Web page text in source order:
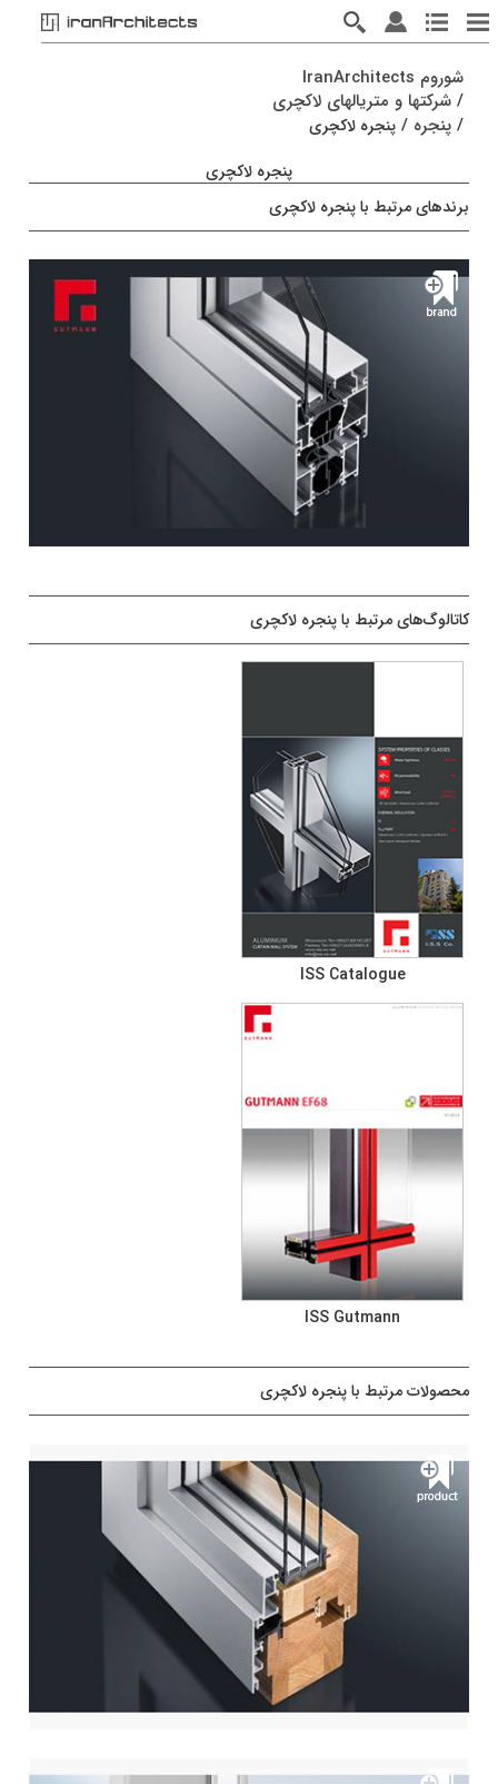
شوروم IranArchitects
/ شرکتها و متریالهای لاکچری
/ پنجره / پنجره لاکچری
پنجره لاکچری
برندهای مرتبط با پنجره لاکچری
کاتالوگ‌های مرتبط با پنجره لاکچری
ISS Catalogue
ISS Gutmann
محصولات مرتبط با پنجره لاکچری